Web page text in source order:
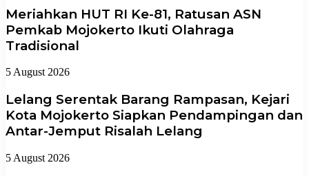
Meriahkan HUT RI Ke-81, Ratusan ASN
Pemkab Mojokerto Ikuti Olahraga
Tradisional
5 August 2026
Lelang Serentak Barang Rampasan, Kejari
Kota Mojokerto Siapkan Pendampingan dan
Antar-Jemput Risalah Lelang
5 August 2026